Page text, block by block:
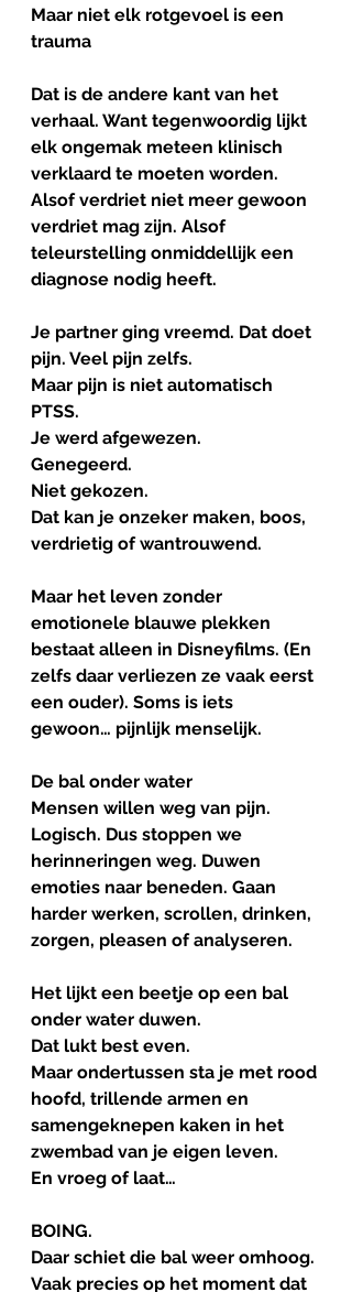
Maar niet elk rotgevoel is een
trauma
Dat is de andere kant van het
verhaal. Want tegenwoordig lijkt
elk ongemak meteen klinisch
verklaard te moeten worden.
Alsof verdriet niet meer gewoon
verdriet mag zijn. Alsof
teleurstelling onmiddellijk een
diagnose nodig heeft.
Je partner ging vreemd. Dat doet
pijn. Veel pijn zelfs.
Maar pijn is niet automatisch
PTSS.
Je werd afgewezen.
Genegeerd.
Niet gekozen.
Dat kan je onzeker maken, boos,
verdrietig of wantrouwend.
Maar het leven zonder
emotionele blauwe plekken
bestaat alleen in Disneyfilms. (En
zelfs daar verliezen ze vaak eerst
een ouder). Soms is iets
gewoon… pijnlijk menselijk.
De bal onder water
Mensen willen weg van pijn.
Logisch. Dus stoppen we
herinneringen weg. Duwen
emoties naar beneden. Gaan
harder werken, scrollen, drinken,
zorgen, pleasen of analyseren.
Het lijkt een beetje op een bal
onder water duwen.
Dat lukt best even.
Maar ondertussen sta je met rood
hoofd, trillende armen en
samengeknepen kaken in het
zwembad van je eigen leven.
En vroeg of laat…
BOING.
Daar schiet die bal weer omhoog.
Vaak precies op het moment dat